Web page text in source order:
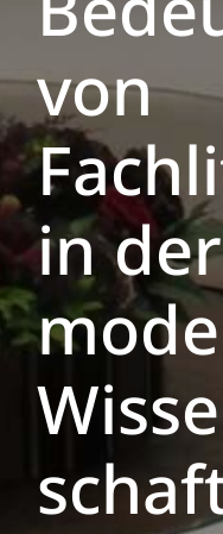
von
in der